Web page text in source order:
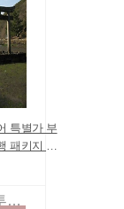
특별가 부
패키지 출
(도보관
반) 여행지
모두투어패키지여행상품